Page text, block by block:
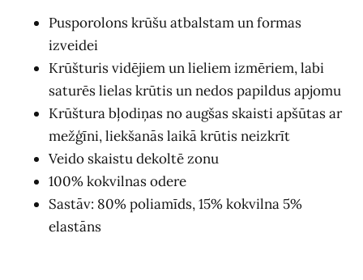
Pusporolons krūšu atbalstam un formas
izveidei
Krūšturis vidējiem un lieliem izmēriem, labi
saturēs lielas krūtis un nedos papildus apjomu
Krūštura bļodiņas no augšas skaisti apšūtas ar
mežģīni, liekšanās laikā krūtis neizkrīt
Veido skaistu dekoltē zonu
100% kokvilnas odere
Sastāv: 80% poliamīds, 15% kokvilna 5%
elastāns